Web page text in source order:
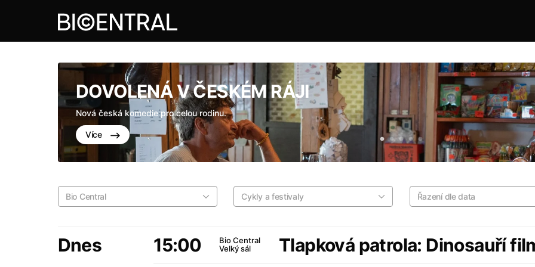
DOVOLENÁ V ČESKÉM RÁJI
Nová česká komedie pro celou rodinu.
Více
Bio Central Cykly a festivaly Řazení dle data
Dnes 15:00
Bio Central
Velký sál
Tlapková patrola: Dinosauří